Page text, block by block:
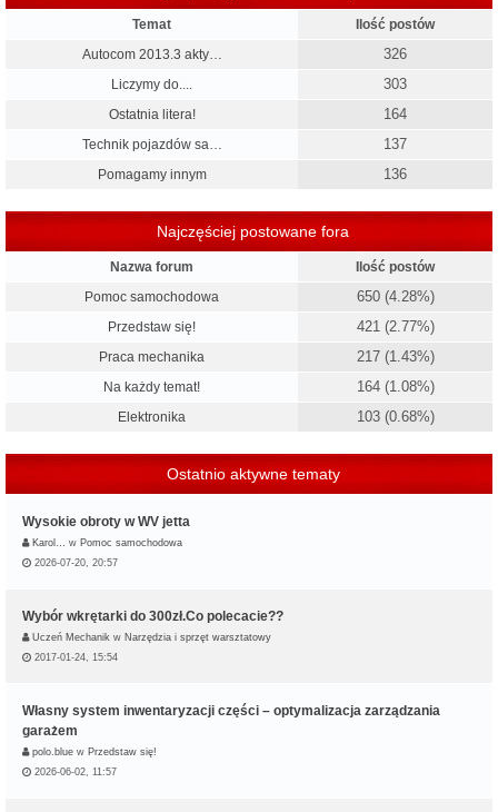
Temat
Ilość postów
Autocom 2013.3 akty…
326
Liczymy do.... 303
Ostatnia litera! 164
Technik pojazdów sa… 137
Pomagamy innym 136
Najczęściej postowane fora
Nazwa forum
Ilość postów
Pomoc samochodowa
650 (4.28%)
Przedstaw się! 421 (2.77%)
Praca mechanika 217 (1.43%)
Na każdy temat! 164 (1.08%)
Elektronika 103 (0.68%)
Ostatnio aktywne tematy
Wysokie obroty w WV jetta
Karol… w Pomoc samochodowa
2026-07-20, 20:57
Wybór wkrętarki do 300zł.Co polecacie??
Uczeń Mechanik w Narzędzia i sprzęt warsztatowy
2017-01-24, 15:54
Własny system inwentaryzacji części – optymalizacja zarządzania
garażem
polo.blue w Przedstaw się!
2026-06-02, 11:57